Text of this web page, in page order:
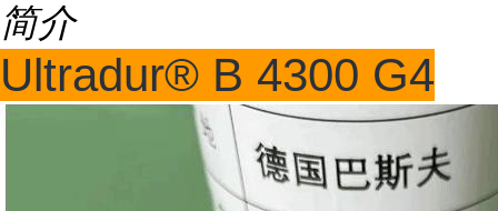
简介
Ultradur® B 4300 G4